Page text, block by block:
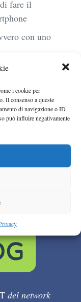
i cookie per
Il consenso a queste
di navigazione o ID
può influire negativamente
fare il
con uno
mobilità
100 di
del network